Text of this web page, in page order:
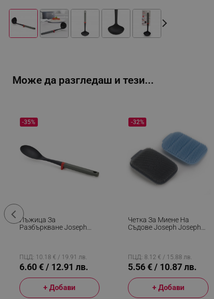
Може да разгледаш и тези...
Лъжица За
Разбъркване Joseph
-35%
ПЦД: 10.18 € / 19.91 лв.
6.60 € / 12.91 лв.
+ Добави
Четка За Миене На
Съдове Joseph Joseph
-32%
ПЦД: 8.12 € / 15.88 лв.
5.56 € / 10.87 лв.
+ Добави